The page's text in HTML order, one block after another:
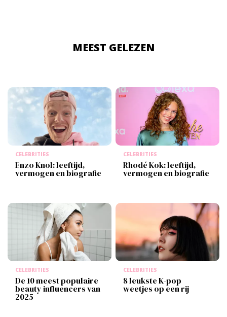
MEEST GELEZEN
CELEBRITIES
Enzo Knol: leeftijd,
vermogen en biografie
CELEBRITIES
Rhodé Kok: leeftijd,
vermogen en biografie
CELEBRITIES
De 10 meest populaire
beauty influencers van
2025
CELEBRITIES
8 leukste K-pop
weetjes op een rij